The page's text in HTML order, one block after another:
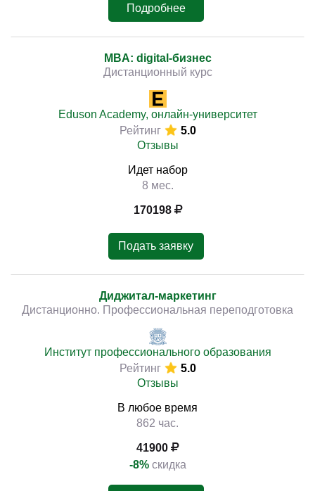
Подробнее
MBA: digital-бизнес
Дистанционный курс
Eduson Academy, онлайн-университет
Рейтинг
5.0
Отзывы
Идет набор
8 мес.
170198
Подать заявку
Диджитал-маркетинг
Дистанционно. Профессиональная переподготовка
Институт профессионального образования
Рейтинг
5.0
Отзывы
В любое время
862 час.
41900
-8% скидка